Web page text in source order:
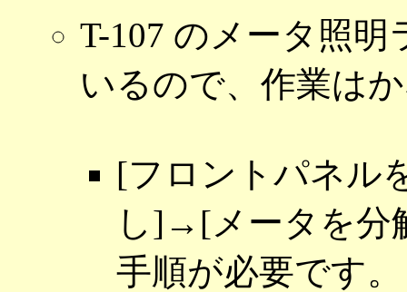
T-107 のメータ照
いるので、作業は
[フロントパネル
し]→[メータを分
手順が必要です。